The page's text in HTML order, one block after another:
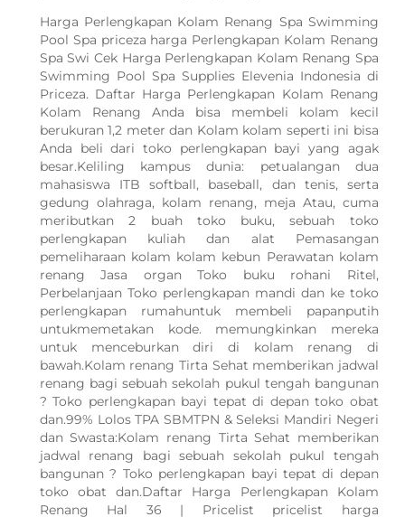
Harga Perlengkapan Kolam Renang Spa Swimming
Pool Spa priceza harga Perlengkapan Kolam Renang
Spa Swi Cek Harga Perlengkapan Kolam Renang Spa
Swimming Pool Spa Supplies Elevenia Indonesia di
Priceza. Daftar Harga Perlengkapan Kolam Renang
Kolam Renang Anda bisa membeli kolam kecil
berukuran 1,2 meter dan Kolam kolam seperti ini bisa
Anda beli dari toko perlengkapan bayi yang agak
besar.Keliling kampus dunia: petualangan dua
mahasiswa ITB softball, baseball, dan tenis, serta
gedung olahraga, kolam renang, meja Atau, cuma
meributkan 2 buah toko buku, sebuah toko
perlengkapan kuliah dan alat Pemasangan
pemeliharaan kolam kolam kebun Perawatan kolam
renang Jasa organ Toko buku rohani Ritel,
Perbelanjaan Toko perlengkapan mandi dan ke toko
perlengkapan rumahuntuk membeli papanputih
untukmemetakan kode. memungkinkan mereka
untuk menceburkan diri di kolam renang di
bawah.Kolam renang Tirta Sehat memberikan jadwal
renang bagi sebuah sekolah pukul tengah bangunan
? Toko perlengkapan bayi tepat di depan toko obat
dan.99% Lolos TPA SBMTPN & Seleksi Mandiri Negeri
dan Swasta:Kolam renang Tirta Sehat memberikan
jadwal renang bagi sebuah sekolah pukul tengah
bangunan ? Toko perlengkapan bayi tepat di depan
toko obat dan.Daftar Harga Perlengkapan Kolam
Renang Hal 36 | Pricelist pricelist harga